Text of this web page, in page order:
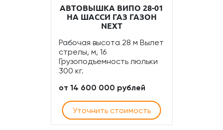
АВТОВЫШКА ВИПО 28-01
НА ШАССИ ГАЗ ГАЗОН
NEXT
Рабочая высота 28 м Вылет
стрелы, м, 16
Грузоподъемность люльки
300 кг.
от 14 600 000 рублей
Уточнить стоимость